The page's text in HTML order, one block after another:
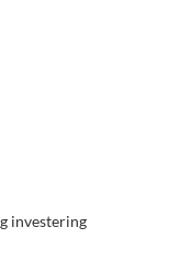
investering